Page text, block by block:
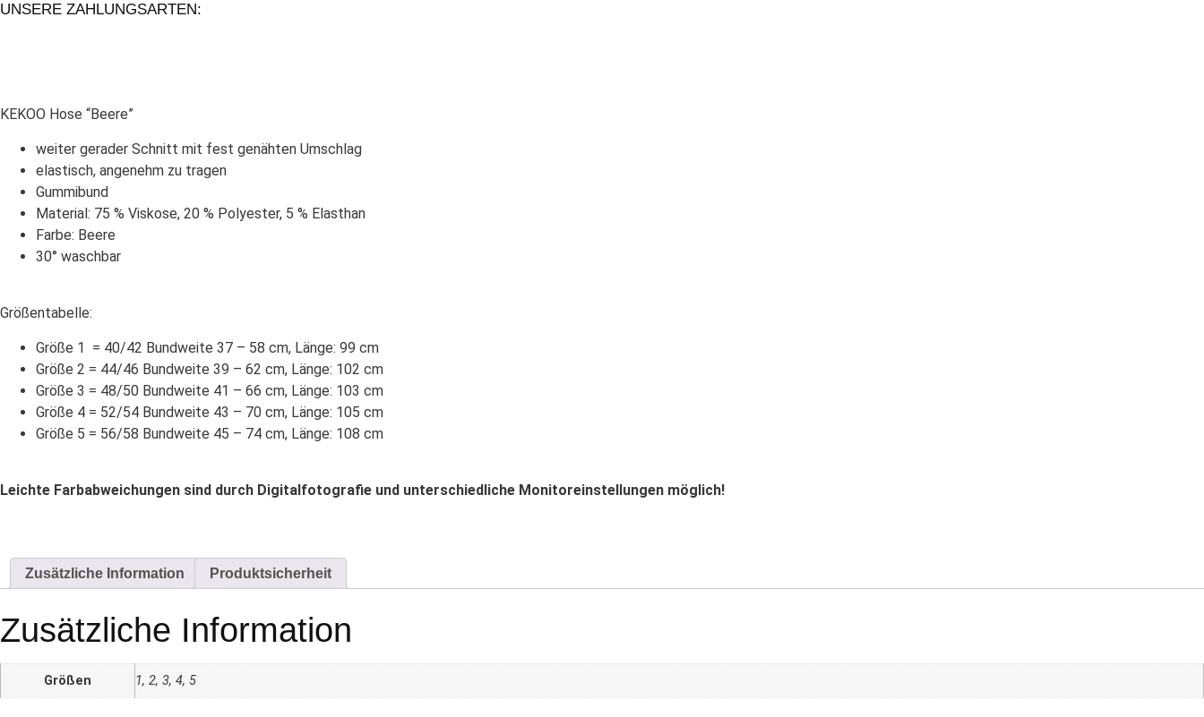
UNSERE ZAHLUNGSARTEN:
KEKOO Hose “Beere”
weiter gerader Schnitt mit fest genähten Umschlag
elastisch, angenehm zu tragen
Gummibund
Material: 75 % Viskose, 20 % Polyester, 5 % Elasthan
Farbe: Beere
30° waschbar
Größentabelle:
Größe 1 = 40/42 Bundweite 37 – 58 cm, Länge: 99 cm
Größe 2 = 44/46 Bundweite 39 – 62 cm, Länge: 102 cm
Größe 3 = 48/50 Bundweite 41 – 66 cm, Länge: 103 cm
Größe 4 = 52/54 Bundweite 43 – 70 cm, Länge: 105 cm
Größe 5 = 56/58 Bundweite 45 – 74 cm, Länge: 108 cm
Leichte Farbabweichungen sind durch Digitalfotografie und unterschiedliche Monitoreinstellungen möglich!
Zusätzliche Information Produktsicherheit
Zusätzliche Information
Größen 1, 2, 3, 4, 5